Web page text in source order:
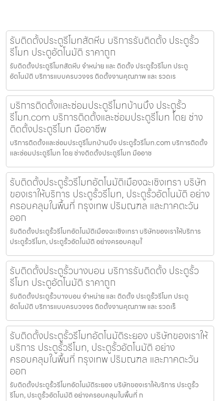
รับติดตั้งประตูรีโมทสัตหีบ บริการรับติดตั้ง ประตูรั้ว
รีโมท ประตูอัตโนมัติ ราคาถูก
รับติดตั้งประตูรีโมทสัตหีบ จำหน่าย และ ติดตั้ง ประตูรั้วรีโมท ประตู
อัตโนมัติ บริการแบบครบวงจร ติดตั้งงานคุณภาพ และ รวดเร
บริการติดตั้งและซ่อมประตูรีโมทบ้านบึง ประตูรั้ว
รีโมท.com บริการติดตั้งและซ่อมประตูรีโมท โดย ช่าง
ติดตั้งประตูรีโมท มืออาชีพ
บริการติดตั้งและซ่อมประตูรีโมทบ้านบึง ประตูรั้วรีโมท.com บริการติดตั้ง
และซ่อมประตูรีโมท โดย ช่างติดตั้งประตูรีโมท มืออาช
รับติดตั้งประตูรั้วรีโมทอัตโนมัติเมืองฉะเชิงเทรา บริษัท
ของเราให้บริการ ประตูรั้วรีโมท, ประตูรั้วอัตโนมัติ อย่าง
ครอบคลุมในพื้นที่ กรุงเทพ ปริมณฑล และภาคตะวัน
ออก
รับติดตั้งประตูรั้วรีโมทอัตโนมัติเมืองฉะเชิงเทรา บริษัทของเราให้บริการ
ประตูรั้วรีโมท, ประตูรั้วอัตโนมัติ อย่างครอบคลุมใ
รับติดตั้งประตูรั้วบางบอน บริการรับติดตั้ง ประตูรั้ว
รีโมท ประตูอัตโนมัติ ราคาถูก
รับติดตั้งประตูรั้วบางบอน จำหน่าย และ ติดตั้ง ประตูรั้วรีโมท ประตู
อัตโนมัติ บริการแบบครบวงจร ติดตั้งงานคุณภาพ และ รวดเร็
รับติดตั้งประตูรั้วรีโมทอัตโนมัติระยอง บริษัทของเราให้
บริการ ประตูรั้วรีโมท, ประตูรั้วอัตโนมัติ อย่าง
ครอบคลุมในพื้นที่ กรุงเทพ ปริมณฑล และภาคตะวัน
ออก
รับติดตั้งประตูรั้วรีโมทอัตโนมัติระยอง บริษัทของเราให้บริการ ประตูรั้ว
รีโมท, ประตูรั้วอัตโนมัติ อย่างครอบคลุมในพื้นที่ ก